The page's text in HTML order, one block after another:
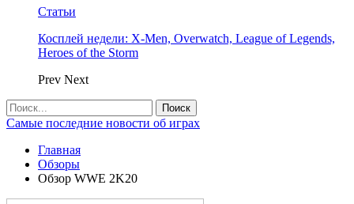
Статьи
Косплей недели: X-Men, Overwatch, League of Legends,
Heroes of the Storm
Prev Next
Самые последние новости об играх
Главная
Обзоры
Обзор WWE 2K20